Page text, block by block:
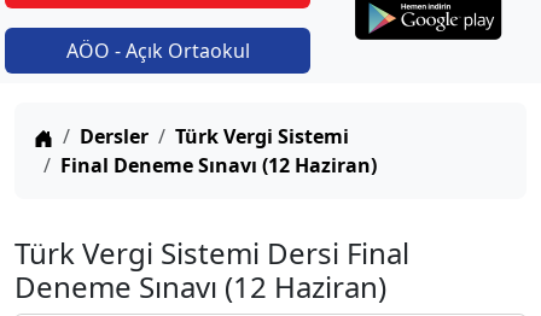
AÖO - Açık Ortaokul
Anasayfa
Dersler
Türk Vergi Sistemi
Final Deneme Sınavı (12 Haziran)
Türk Vergi Sistemi Dersi Final
Deneme Sınavı (12 Haziran)